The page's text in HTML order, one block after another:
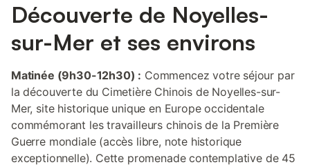
Découverte de Noyelles-
sur-Mer et ses environs
Matinée (9h30-12h30) : Commencez votre séjour par
la découverte du Cimetière Chinois de Noyelles-sur-
Mer, site historique unique en Europe occidentale
commémorant les travailleurs chinois de la Première
Guerre mondiale (accès libre, note historique
exceptionnelle). Cette promenade contemplative de 45